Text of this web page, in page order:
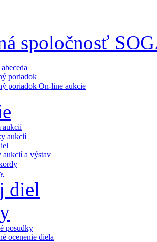
spoločnosť
poriadok
poriadok On-line aukcie
aukcií
aukcií
aukcií a výstav
diel
posudky
ocenenie diela